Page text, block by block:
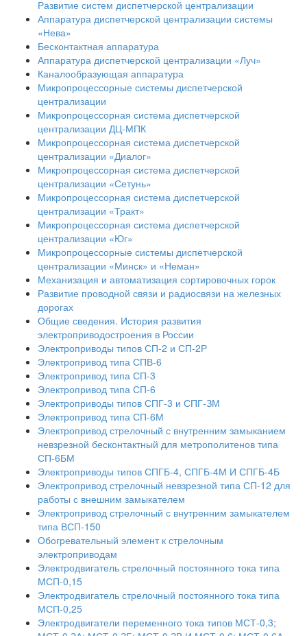
Развитие систем диспетчерской централизации
Аппаратура диспетчерской централизации системы
«Нева»
Бесконтактная аппаратура
Аппаратура диспетчерской централизации «Луч»
Каналообразующая аппаратура
Микропроцессорные системы диспетчерской
централизации
Микропроцессорная система диспетчерской
централизации ДЦ-МПК
Микропроцессорная система диспетчерской
централизации «Диалог»
Микропроцессорная система диспетчерской
централизации «Сетунь»
Микропроцессорная система диспетчерской
централизации «Тракт»
Микропроцессорная система диспетчерской
централизации «Юг»
Микропроцессорные системы диспетчерской
централизации «Минск» и «Неман»
Механизация и автоматизация сортировочных горок
Развитие проводной связи и радиосвязи на железных
дорогах
Общие сведения. История развития
электроприводостроения в России
Электроприводы типов СП-2 и СП-2Р
Электропривод типа СПВ-6
Электропривод типа СП-3
Электропривод типа СП-6
Электроприводы типов СПГ-3 и СПГ-ЗМ
Электропривод типа СП-6М
Электропривод стрелочный с внутренним замыканием
невзрезной бесконтактный для метрополитенов типа
СП-6БМ
Электроприводы типов СПГБ-4, СПГБ-4М И СПГБ-4Б
Электропривод стрелочный невзрезной типа СП-12 для
работы с внешним замыкателем
Электропривод стрелочный с внутренним замыкателем
типа ВСП-150
Обогревательный элемент к стрелочным
электроприводам
Электродвигатель стрелочный постоянного тока типа
МСП-0,15
Электродвигатель стрелочный постоянного тока типа
МСП-0,25
Электродвигатели переменного тока типов МСТ-0,3;